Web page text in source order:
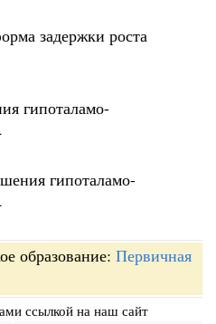
задержки роста
гипоталамо-
гипоталамо-
образование: Первичная
ссылкой на наш сайт